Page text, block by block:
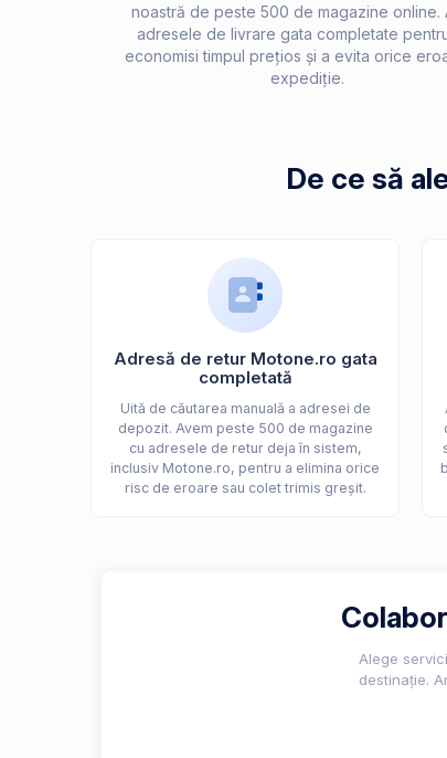
noastră de peste 500 de magazine online.
adresele de livrare gata completate
economisi timpul prețios și a evita orice
expediție.
De ce să
Adresă de retur Motone.ro gata
completată
Uită de căutarea manuală a adresei de
depozit. Avem peste 500 de magazine
cu adresele de retur deja în sistem,
inclusiv Motone.ro, pentru a elimina orice
risc de eroare sau colet trimis greșit.
Alege
destinație.